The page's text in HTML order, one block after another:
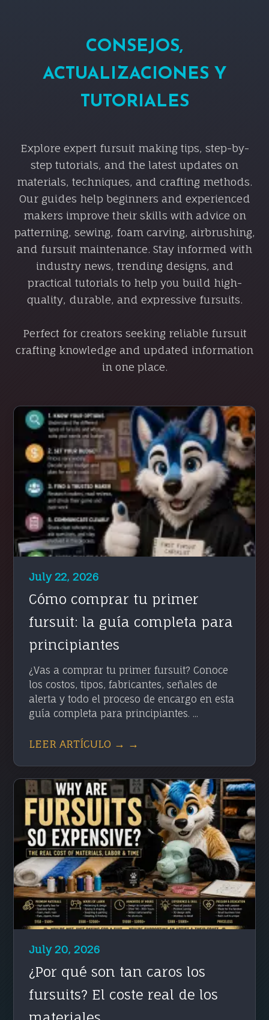
CONSEJOS,
ACTUALIZACIONES Y
TUTORIALES
Explore expert fursuit making tips, step-by-
step tutorials, and the latest updates on
materials, techniques, and crafting methods.
Our guides help beginners and experienced
makers improve their skills with advice on
patterning, sewing, foam carving, airbrushing,
and fursuit maintenance. Stay informed with
industry news, trending designs, and
practical tutorials to help you build high-
quality, durable, and expressive fursuits.
Perfect for creators seeking reliable fursuit
crafting knowledge and updated information
in one place.
July 22, 2026
Cómo comprar tu primer
fursuit: la guía completa para
principiantes
¿Vas a comprar tu primer fursuit? Conoce
los costos, tipos, fabricantes, señales de
alerta y todo el proceso de encargo en esta
guía completa para principiantes. ...
LEER ARTÍCULO → →
July 20, 2026
¿Por qué son tan caros los
fursuits? El coste real de los